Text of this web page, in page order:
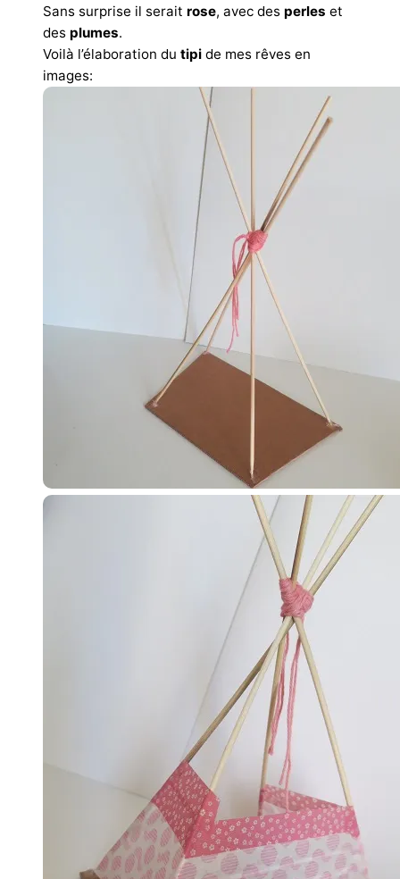
Sans surprise il serait rose, avec des perles et
des plumes.
Voilà l’élaboration du tipi de mes rêves en
images: